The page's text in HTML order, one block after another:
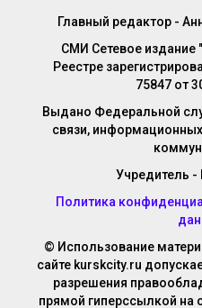
Главный редактор -
СМИ Сетевое издание
Реестре
75847 от
Выдано Федеральной
связи,
Учредитель -
Политика
© Использование
сайте kurskcity.ru
разрешения
прямой гиперссылкой на